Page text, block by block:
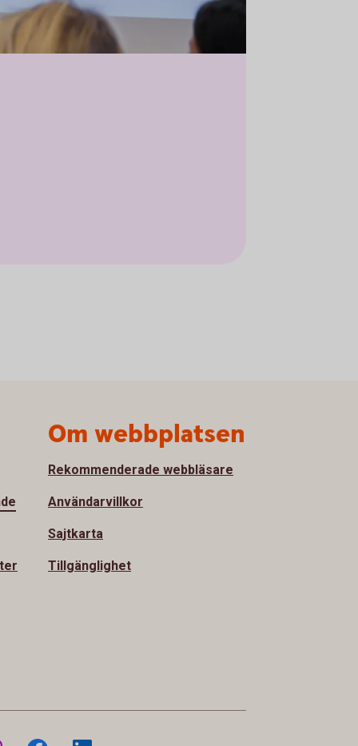
Om webbplatsen
Rekommenderade webbläsare
Användarvillkor
Sajtkarta
Tillgänglighet